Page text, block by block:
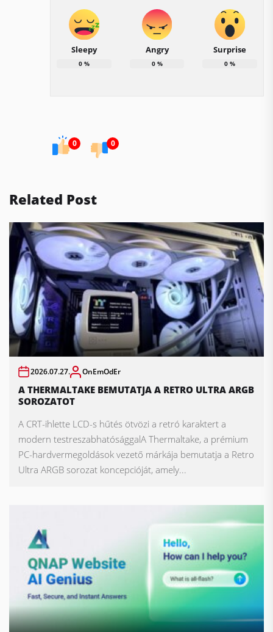
Sleepy
0%
Angry
0%
Surprise
0 %
0 0
Related Post
2026.07.27. OnEmOdEr
A THERMALTAKE BEMUTATJA A RETRO ULTRA ARGB
SOROZATOT
A CRT-ihlette LCD-s hűtés ötvözi a retró karaktert a
modern testreszabhatósággalA Thermaltake, a prémium
PC-hardvermegoldások vezető márkája bemutatja a Retro
Ultra ARGB sorozat koncepcióját, amely...